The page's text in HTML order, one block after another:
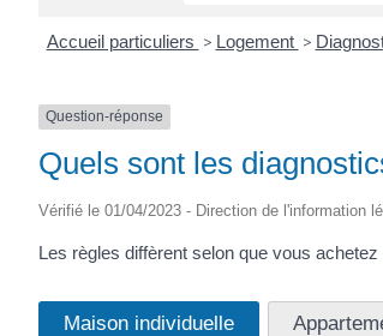
Accueil particuliers > Logement >
Question-réponse
Quels sont les
Vérifié le 01/04/2023 - Direction de l'information
Les règles diffèrent selon que vous
Maison individuelle